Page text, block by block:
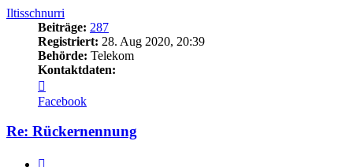
Iltisschnurri
Beiträge: 287
Registriert: 28. Aug 2020, 20:39
Behörde: Telekom
Kontaktdaten:
von
Iltisschnurri
Facebook
Re: Rückernennung